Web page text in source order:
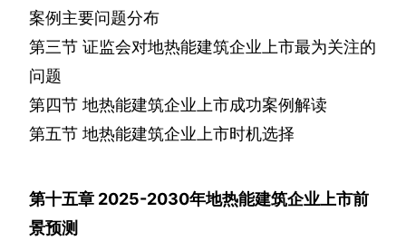
案例主要问题分布
第三节 证监会对地热能建筑企业上市最为关注的
问题
第四节 地热能建筑企业上市成功案例解读
第五节 地热能建筑企业上市时机选择
第十五章 2025-2030年地热能建筑企业上市前
景预测